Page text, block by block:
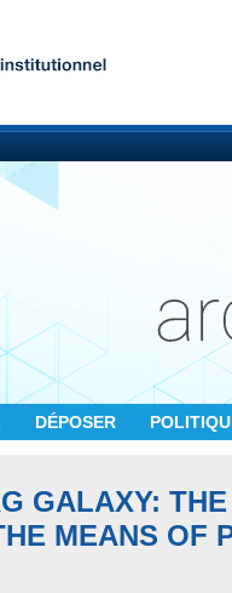
DÉPOSER
GALAXY:
MEANS OF